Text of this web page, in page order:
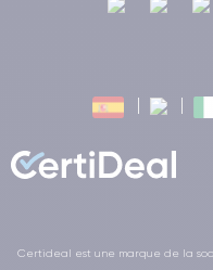
Certideal est une marque de la